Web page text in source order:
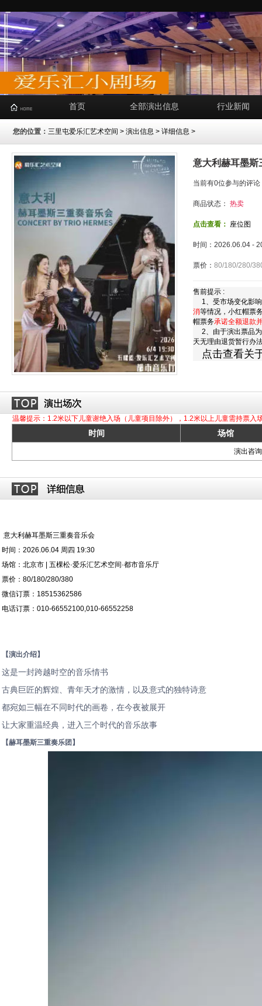
首页 全部演出信息 行业新闻
您的位置： 三里屯爱乐汇艺术空间 > 演出信息 > 详细信息 >
意大利赫耳墨斯
当前有0位参与的评论
商品状态： 热卖
点击查看： 座位图
时间：2026.06.04 -
票价： 80/180/280/
售前提示 :
1、受市场变化影响
消等情况，小红帽票
帽票务承诺全额退款
2、由于演出票品为
天无理由退货暂行办
点击查看关
温馨提示：1.2米以下儿童谢绝入场（儿童项目除外），1.2米以上儿童需持票入
时间 场馆
演出咨
意大利赫耳墨斯三重奏音乐会
时间：2026.06.04 周四 19:30
场馆：北京市 | 五棵松·爱乐汇艺术空间·都市音乐厅
票价：80/180/280/380
微信订票：18515362586
电话订票：010-66552100,010-66552258
【演出介绍】
这是一封跨越时空的音乐情书
古典巨匠的辉煌、青年天才的激情，以及意式的独特诗意
都宛如三幅在不同时代的画卷，在今夜被展开
让大家重温经典，进入三个时代的音乐故事
【赫耳墨斯三重奏乐团】